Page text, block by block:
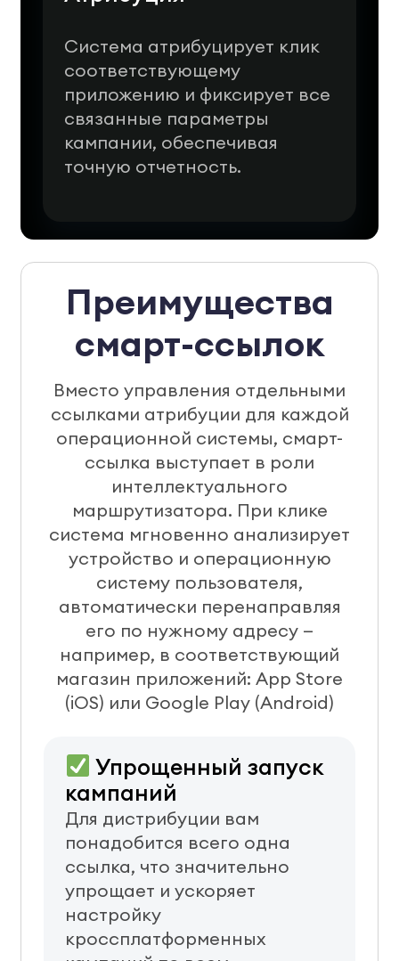
Система атрибуцирует клик
соответствующему
приложению и фиксирует все
связанные параметры
кампании, обеспечивая
точную отчетность.
Преимущества
смарт-ссылок
Вместо управления отдельными
ссылками атрибуции для каждой
операционной системы, смарт-
ссылка выступает в роли
интеллектуального
маршрутизатора. При клике
система мгновенно анализирует
устройство и операционную
систему пользователя,
автоматически перенаправляя
его по нужному адресу —
например, в соответствующий
магазин приложений: App Store
(iOS) или Google Play (Android)
Упрощенный запуск
кампаний
Для дистрибуции вам
понадобится всего одна
ссылка, что значительно
упрощает и ускоряет
настройку
кроссплатформенных